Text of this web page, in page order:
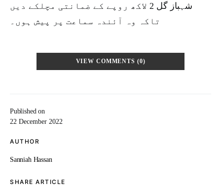
Published on
22 December 2022
AUTHOR
Sanniah Hassan
SHARE ARTICLE
شہباز گل 2 لاکھ روپے کے ضمانتی مچلکے دیں
تاکہ وہ آئندہ سماعت پر پیش ہوں۔
VIEW COMMENTS (0)